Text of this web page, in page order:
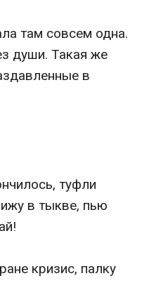
там совсем одна.
души. Такая же
в
туфли
в тыкве, пью
кризис, палку